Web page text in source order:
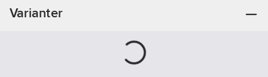
Varianter